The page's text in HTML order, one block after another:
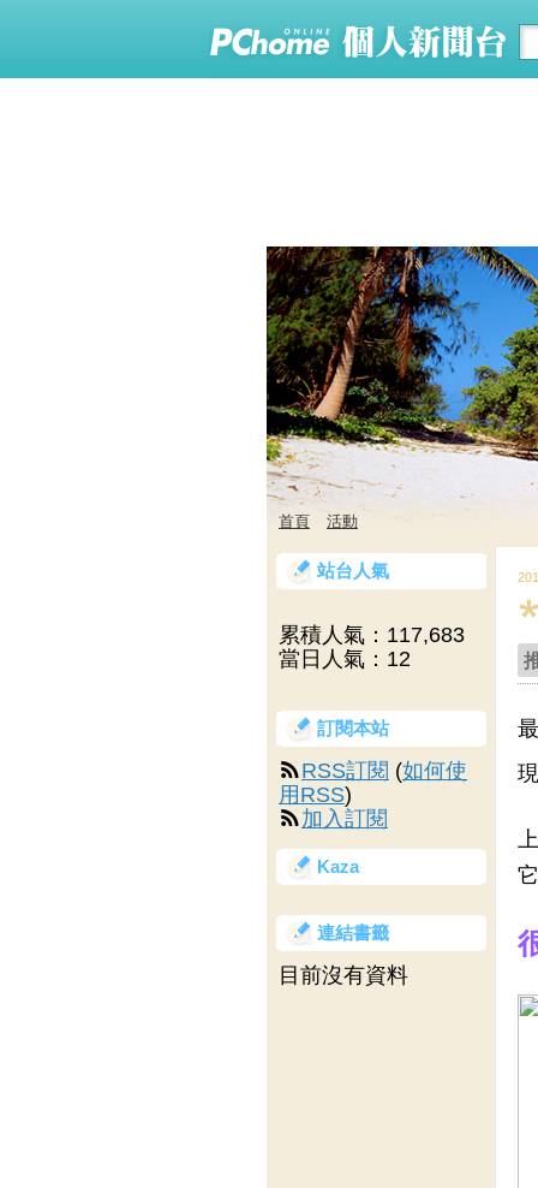
首頁 活動
站台人氣
累積人氣： 117,683
當日人氣： 12
訂閱本站
RSS訂閱 (如何使
用RSS)
加入訂閱
Kaza
連結書籤
目前沒有資料